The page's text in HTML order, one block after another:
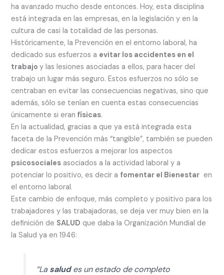
ha avanzado mucho desde entonces. Hoy, esta disciplina
está integrada en las empresas, en la legislación y en la
cultura de casi la totalidad de las personas.
Históricamente, la Prevención en el entorno laboral, ha
dedicado sus esfuerzos a evitar los accidentes en el
trabajoy las lesiones asociadas a ellos, para hacer del
trabajo un lugar más seguro. Estos esfuerzos no sólo se
centraban en evitar las consecuencias negativas, sino que
además, sólo se tenían en cuenta estas consecuencias
únicamente si eran físicas.
En la actualidad, gracias a que ya está integrada esta
faceta de la Prevención más “tangible”, también se pueden
dedicar estos esfuerzos a mejorar los aspectos
psicosociales asociados a la actividad laboral y a
potenciar lo positivo, es decir a fomentar el Bienestar en
el entorno laboral.
Este cambio de enfoque, más completo y positivo para los
trabajadores y las trabajadoras, se deja ver muy bien en la
definición de SALUD que daba la Organización Mundial de
la Salud ya en 1946:
“La saludes un estado de completo